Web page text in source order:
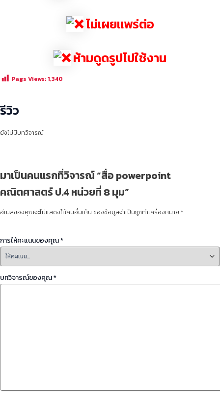
ไม่เผยแพร่ต่อ
ห้ามดูดรูปไปใช้งาน
Pags Views:1,340
รีวิว
ยังไม่มีบทวิจารณ์
มาเป็นคนแรกที่วิจารณ์ “สื่อ powerpoint
คณิตศาสตร์ ป.4 หน่วยที่ 8 มุม”
อีเมลของคุณจะไม่แสดงให้คนอื่นเห็น ช่องข้อมูลจำเป็นถูกทำเครื่องหมาย *
การให้คะแนนของคุณ*
บทวิจารณ์ของคุณ*